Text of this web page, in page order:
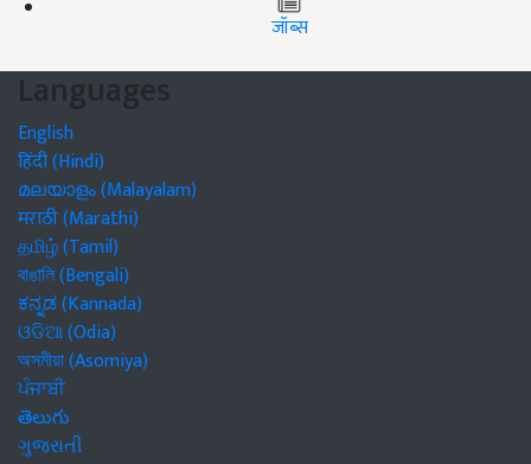
जॉब्स
Languages
English
हिंदी (Hindi)
മലയാളം (Malayalam)
मराठी (Marathi)
தமிழ் (Tamil)
বাঙালি (Bengali)
ಕನ್ನಡ (Kannada)
ଓଡିଆ (Odia)
অসমীয়া (Asomiya)
ਪੰਜਾਬੀ
తెలుగు
ગુજરાતી